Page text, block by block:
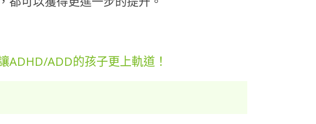
ADHD/ADD的孩子更上軌道！